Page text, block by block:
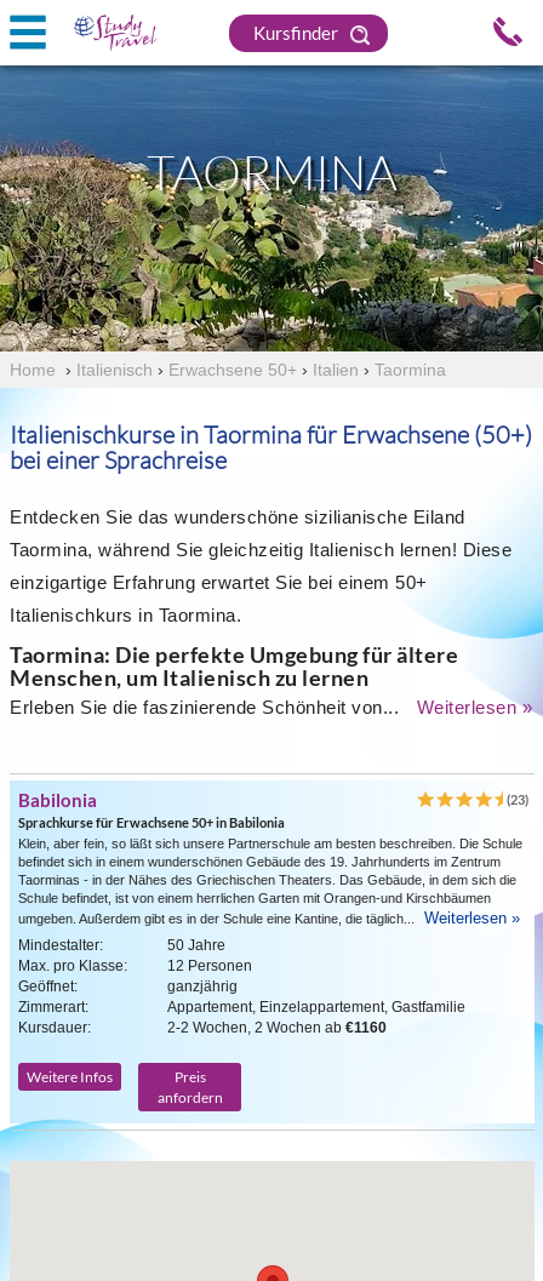
Kursfinder
TAORMINA
Home › Italienisch › Erwachsene 50+ › Italien › Taormina
Italienischkurse in Taormina für Erwachsene (50+)
bei einer Sprachreise
Entdecken Sie das wunderschöne sizilianische Eiland
Taormina, während Sie gleichzeitig Italienisch lernen! Diese
einzigartige Erfahrung erwartet Sie bei einem 50+
Italienischkurs in Taormina.
Taormina: Die perfekte Umgebung für ältere
Menschen, um Italienisch zu lernen
Erleben Sie die faszinierende Schönheit von... Weiterlesen »
Babilonia
(23)
Sprachkurse für Erwachsene 50+ in Babilonia
Klein, aber fein, so läßt sich unsere Partnerschule am besten beschreiben. Die Schule
befindet sich in einem wunderschönen Gebäude des 19. Jahrhunderts im Zentrum
Taorminas - in der Nähes des Griechischen Theaters. Das Gebäude, in dem sich die
Schule befindet, ist von einem herrlichen Garten mit Orangen-und Kirschbäumen
umgeben. Außerdem gibt es in der Schule eine Kantine, die täglich...
Weiterlesen »
Mindestalter:
50 Jahre
Max. pro Klasse:
12 Personen
Geöffnet:
ganzjährig
Zimmerart:
Appartement, Einzelappartement, Gastfamilie
Kursdauer:
2-2 Wochen, 2 Wochen ab €1160
Weitere Infos
Preis
anfordern